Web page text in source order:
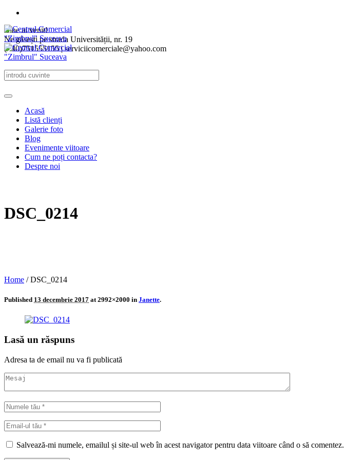
Bine ai venit!
Ne găsești pe strada Universității, nr. 19
(+40)751555155 | serviciicomerciale@yahoo.com
Acasă
Listă clienți
Galerie foto
Blog
Evenimente viitoare
Cum ne poți contacta?
Despre noi
DSC_0214
Home /DSC_0214
Published 13 decembrie 2017 at 2992×2000 in Janette.
Lasă un răspuns
Adresa ta de email nu va fi publicată
Salvează-mi numele, emailul și site-ul web în acest navigator pentru data viitoare când o să comentez.